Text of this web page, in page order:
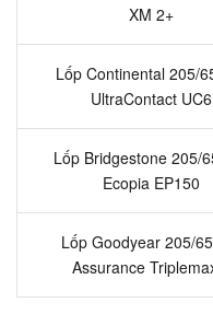
XM 2+
Lốp Continental 205/
UltraContact UC6
Lốp Bridgestone 205/
Ecopia EP150
Lốp Goodyear 205/
Assurance